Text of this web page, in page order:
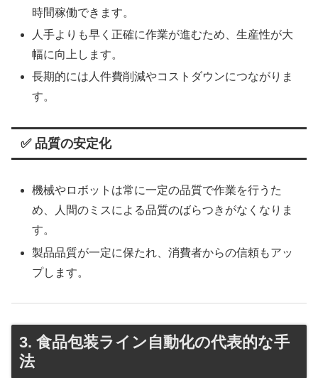
時間稼働できます。
人手よりも早く正確に作業が進むため、生産性が大
幅に向上します。
長期的には人件費削減やコストダウンにつながりま
す。
✅ 品質の安定化
機械やロボットは常に一定の品質で作業を行うた
め、人間のミスによる品質のばらつきがなくなりま
す。
製品品質が一定に保たれ、消費者からの信頼もアッ
プします。
3. 食品包装ライン自動化の代表的な手
法